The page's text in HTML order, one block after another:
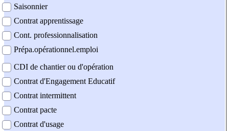
Saisonnier
Contrat apprentissage
Cont. professionnalisation
Prépa.opérationnel.emploi
CDI de chantier ou d'opération
Contrat d'Engagement Educatif
Contrat intermittent
Contrat pacte
Contrat d'usage